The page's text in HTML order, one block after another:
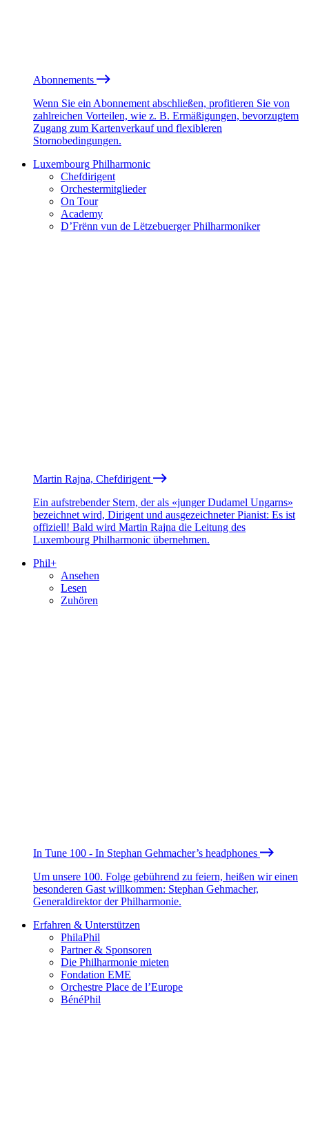
Abonnements
Wenn Sie ein Abonnement abschließen, profitieren Sie von
zahlreichen Vorteilen, wie z. B. Ermäßigungen, bevorzugtem
Zugang zum Kartenverkauf und flexibleren
Stornobedingungen.
Luxembourg Philharmonic
Chefdirigent
Orchestermitglieder
On Tour
Academy
D’Frënn vun de Lëtzebuerger Philharmoniker
Martin Rajna, Chefdirigent
Ein aufstrebender Stern, der als «junger Dudamel Ungarns»
bezeichnet wird, Dirigent und ausgezeichneter Pianist: Es ist
offiziell! Bald wird Martin Rajna die Leitung des
Luxembourg Philharmonic übernehmen.
Phil+
Ansehen
Lesen
Zuhören
In Tune 100 - In Stephan Gehmacher’s headphones
Um unsere 100. Folge gebührend zu feiern, heißen wir einen
besonderen Gast willkommen: Stephan Gehmacher,
Generaldirektor der Philharmonie.
Erfahren & Unterstützen
PhilaPhil
Partner & Sponsoren
Die Philharmonie mieten
Fondation EME
Orchestre Place de l’Europe
BénéPhil